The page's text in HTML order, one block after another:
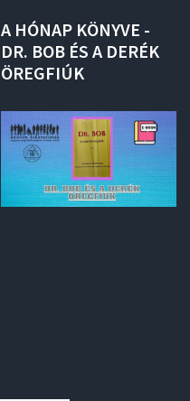
A HÓNAP KÖNYVE -
DR. BOB ÉS A DERÉK
ÖREGFIÚK